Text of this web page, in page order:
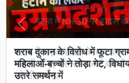
शराब दुकान के विरोध में फूटा
महिलाओं-बच्चों ने तोड़ा गेट,
उतरे समर्थन में
Previous